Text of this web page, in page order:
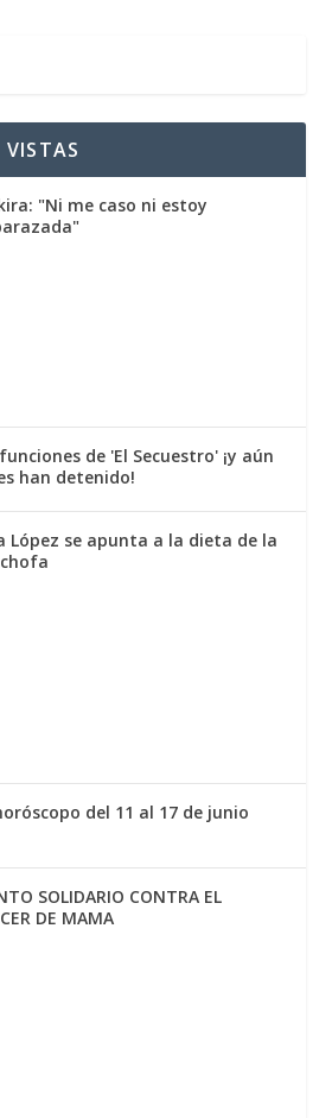
"Ni me caso ni estoy
de 'El Secuestro' ¡y aún
han detenido!
López se apunta a la dieta de la
del 11 al 17 de junio
SOLIDARIO CONTRA EL
DE MAMA